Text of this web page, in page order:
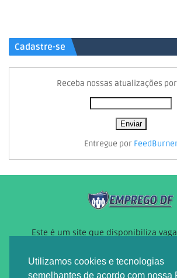
Utilizamos cookies e tecnologias
semelhantes de acordo com nossa
Cadastre-se
Receba nossas atualizações
Entregue por
Este é um site que disponibiliza
gratuitamente para auxiliar pessoas que
um novo emprego ou querem